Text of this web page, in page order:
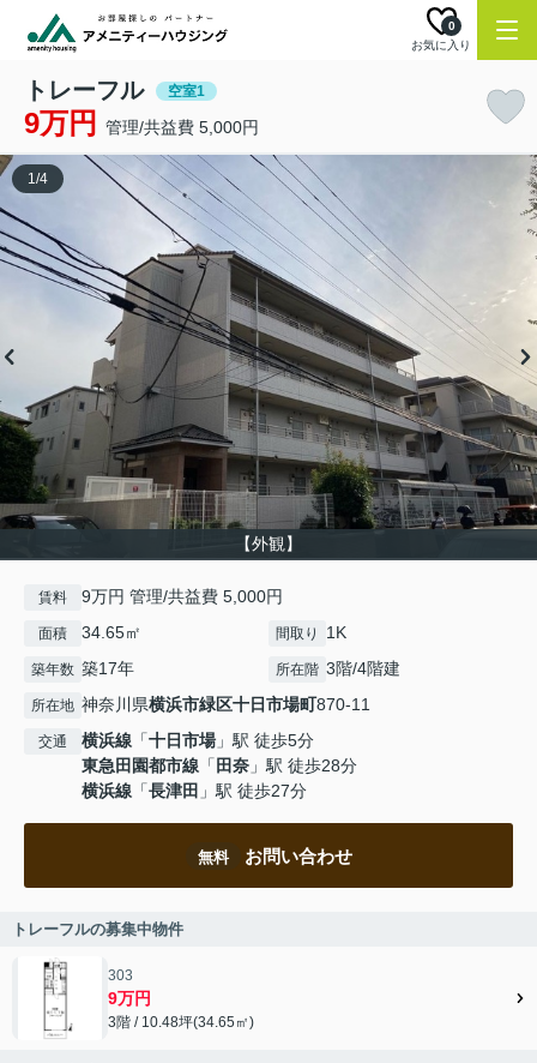
お気に入り
0
トレーフル 空室1
9万円 管理/共益費 5,000円
【外観】
1/4
賃料 9万円 管理/共益費 5,000円
面積 34.65㎡ 間取り 1K
築年数 築17年 所在階 3階/4階建
所在地 神奈川県横浜市緑区十日市場町870-11
交通 横浜線 「十日市場」駅 徒歩5分
東急田園都市線 「 田奈 」駅 徒歩28分
横浜線 「長津田 」駅 徒歩27分
無料 お問い合わせ
トレーフルの募集中物件
303
9万円
3階 / 10.48坪(34.65㎡)